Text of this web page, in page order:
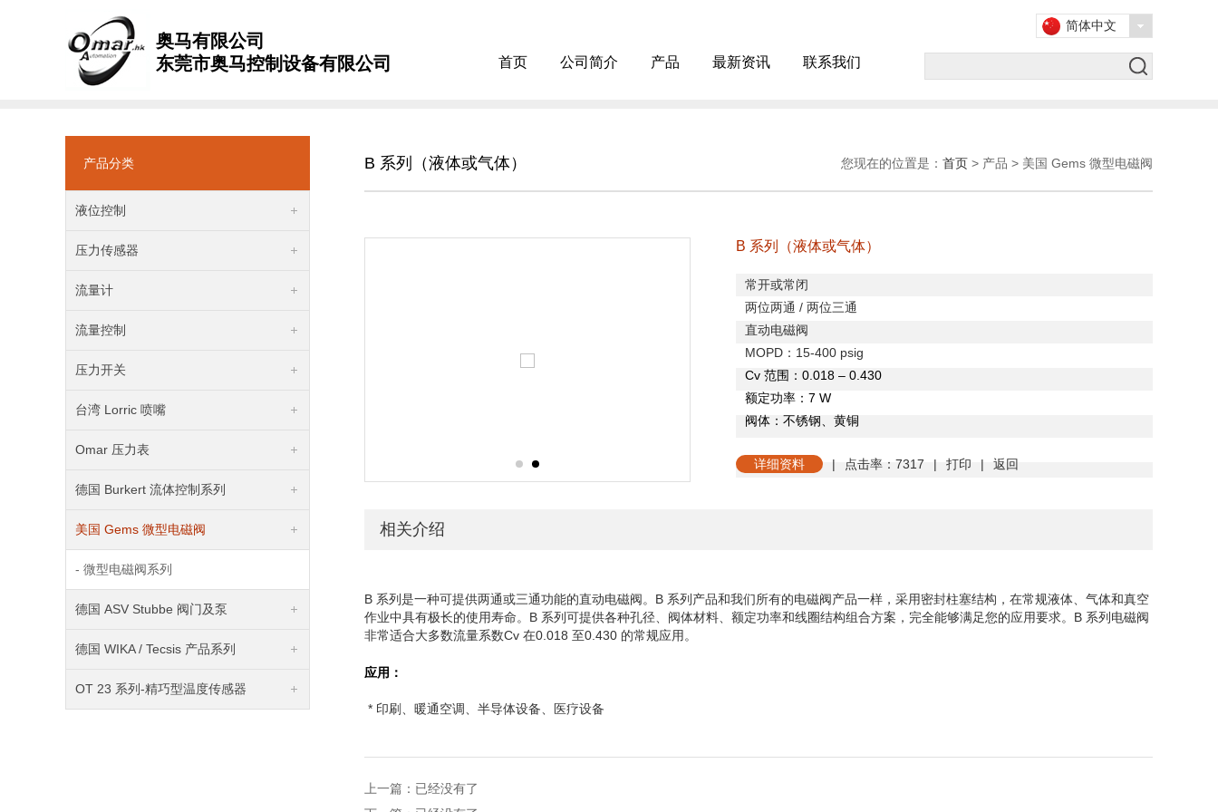
奥马有限公司
东莞市奥马控制设备有限公司
首页 公司简介 产品 最新资讯 联系我们
简体中文
产品分类
液位控制
压力传感器
流量计
流量控制
压力开关
台湾 Lorric 喷嘴
Omar 压力表
德国 Burkert 流体控制系列
美国 Gems 微型电磁阀
- 微型电磁阀系列
德国 ASV Stubbe 阀门及泵
德国 WIKA / Tecsis 产品系列
OT 23 系列-精巧型温度传感器
B 系列（液体或气体） 您现在的位置是： 首页 > 产品 > 美国 Gems 微型电磁阀
B 系列（液体或气体）
常开或常闭
两位两通 / 两位三通
直动电磁阀
MOPD ： 15-400 psig
Cv 范围： 0.018 – 0.430
额定功率： 7 W
阀体：不锈钢、黄铜
详细资料 | 点击率：7317 | 打印 | 返回
相关介绍
B 系列是一种可提供两通或三通功能的直动电磁阀。B 系列产品和我们所有的电磁阀产品一样，采用密封柱塞结构，在常规液体、气体和真空
作业中具有极长的使用寿命。B 系列可提供各种孔径、阀体材料、额定功率和线圈结构组合方案，完全能够满足您的应用要求。B 系列电磁阀
非常适合大多数流量系数Cv 在0.018 至0.430 的常规应用。
应用：
* 印刷、暖通空调、半导体设备、医疗设备
上一篇：已经没有了